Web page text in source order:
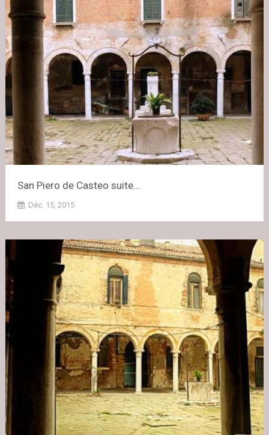
San Piero de Casteo suite...
Déc. 15, 2015